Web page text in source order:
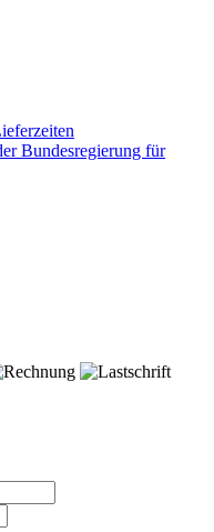
Bundesregierung für